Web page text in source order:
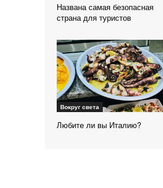
Названа самая безопасная
страна для туристов
Вокруг света
Любите ли вы Италию?